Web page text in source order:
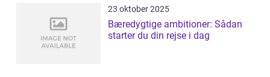
23 oktober 2025
Bæredygtige ambitioner: Sådan
starter du din rejse i dag